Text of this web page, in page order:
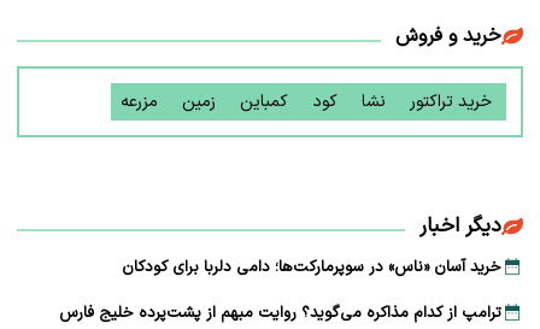
خرید و فروش
خرید تراکتور نشا کود کمباین زمین مزرعه
دیگر اخبار
خرید آسان «ناس» در سوپرمارکت‌ها؛ دامی دلربا برای کودکان
ترامپ از کدام مذاکره می‌گوید؟ روایت مبهم از پشت‌پرده خلیج فارس